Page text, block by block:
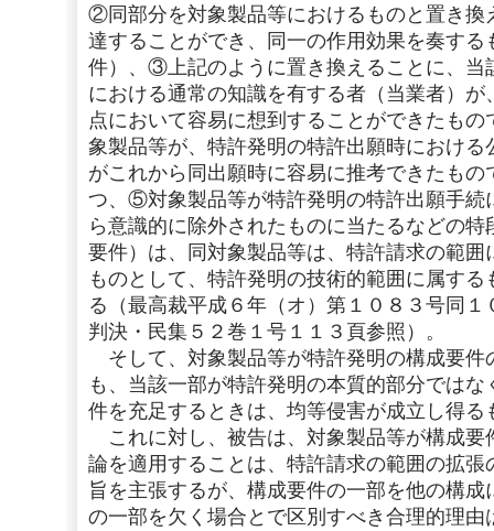
②同部分を対象製品等におけるものと置き換
達することができ、同一の作用効果を奏する
件）、③上記のように置き換えることに、当
における通常の知識を有する者（当業者）
点において容易に想到することができたも
象製品等が、特許発明の特許出願時におけ
がこれから同出願時に容易に推考できたも
つ、⑤対象製品等が特許発明の特許出願手続
ら意識的に除外されたものに当たるなどの
要件）は、同対象製品等は、特許請求の範
ものとして、特許発明の技術的範囲に属す
る（最高裁平成６年（オ）第１０８３号同
判決・民集５２巻１号１１３頁参照）。
そして、対象製品等が特許発明の構成要件
も、当該一部が特許発明の本質的部分では
件を充足するときは、均等侵害が成立し得る
これに対し、被告は、対象製品等が構成要
論を適用することは、特許請求の範囲の拡
旨を主張するが、構成要件の一部を他の構
の一部を欠く場合とで区別すべき合理的理